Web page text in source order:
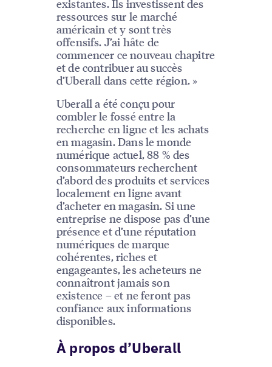
existantes. Ils investissent des
ressources sur le marché
américain et y sont très
offensifs. J’ai hâte de
commencer ce nouveau chapitre
et de contribuer au succès
d’Uberall dans cette région. »
Uberall a été conçu pour
combler le fossé entre la
recherche en ligne et les achats
en magasin. Dans le monde
numérique actuel, 88 % des
consommateurs recherchent
d’abord des produits et services
localement en ligne avant
d’acheter en magasin. Si une
entreprise ne dispose pas d’une
présence et d’une réputation
numériques de marque
cohérentes, riches et
engageantes, les acheteurs ne
connaîtront jamais son
existence – et ne feront pas
confiance aux informations
disponibles.
À propos d’Uberall